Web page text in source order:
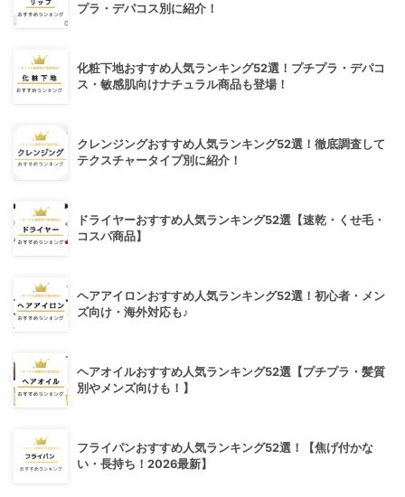
プラ・デパコス別に紹介！
化粧下地おすすめ人気ランキング52選！プチプラ・デパコ
ス・敏感肌向けナチュラル商品も登場！
クレンジングおすすめ人気ランキング52選！徹底調査して
テクスチャータイプ別に紹介！
ドライヤーおすすめ人気ランキング52選【速乾・くせ毛・
コスパ商品】
ヘアアイロンおすすめ人気ランキング52選！初心者・メン
ズ向け・海外対応も♪
ヘアオイルおすすめ人気ランキング52選【プチプラ・髪質
別やメンズ向けも！】
フライパンおすすめ人気ランキング52選！【焦げ付かな
い・長持ち！2026最新】